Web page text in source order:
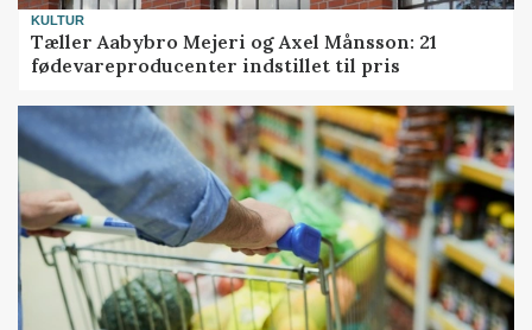
KULTUR
Tæller Aabybro Mejeri og Axel Månsson: 21
fødevareproducenter indstillet til pris